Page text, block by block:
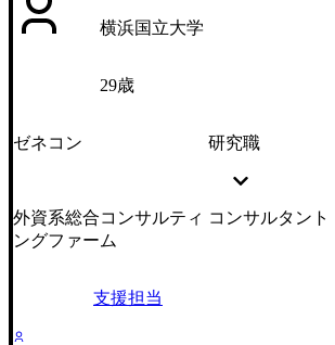
横浜国立大学
29歳
ゼネコン 研究職
外資系総合コンサルティ
ングファーム
コンサルタント
支援担当